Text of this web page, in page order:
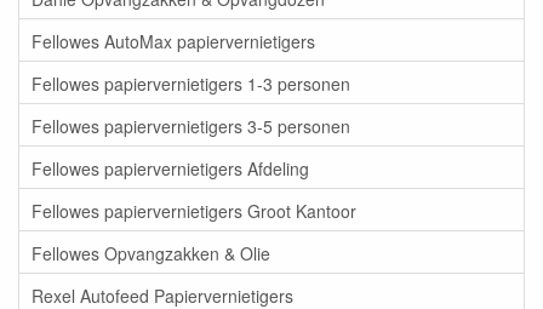
Fellowes AutoMax papiervernietigers
Fellowes papiervernietigers 1-3 personen
Fellowes papiervernietigers 3-5 personen
Fellowes papiervernietigers Afdeling
Fellowes papiervernietigers Groot Kantoor
Fellowes Opvangzakken & Olie
Rexel Autofeed Papiervernietigers